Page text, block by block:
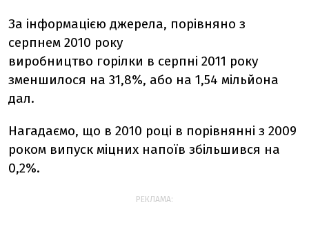
За інформацією джерела, порівняно з
серпнем 2010 року
виробництво горілки в серпні 2011 року
зменшилося на 31,8%, або на 1,54 мільйона
дал.
Нагадаємо, що в 2010 році в порівнянні з 2009
роком випуск міцних напоїв збільшився на
0,2%.
РЕКЛАМА: